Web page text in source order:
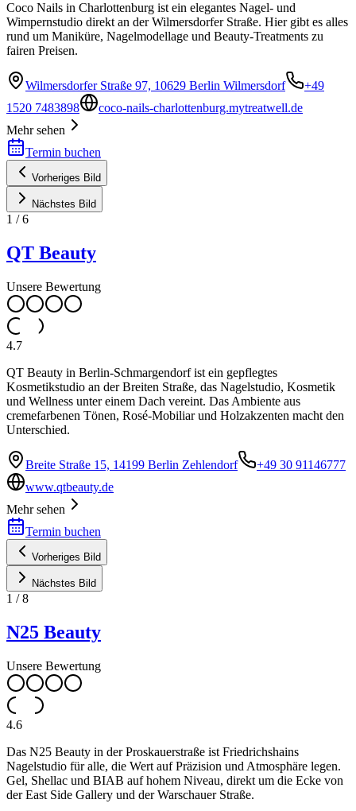
Coco Nails in Charlottenburg ist ein elegantes Nagel- und
Wimpernstudio direkt an der Wilmersdorfer Straße. Hier gibt es alles
rund um Maniküre, Nagelmodellage und Beauty-Treatments zu
fairen Preisen.
Wilmersdorfer Straße 97, 10629 Berlin Wilmersdorf
+49
1520 7483898
coco-nails-charlottenburg.mytreatwell.de
Mehr sehen
Termin buchen
Vorheriges Bild
Nächstes Bild
1 /6
QT Beauty
Unsere Bewertung
4.7
QT Beauty in Berlin-Schmargendorf ist ein gepflegtes
Kosmetikstudio an der Breiten Straße, das Nagelstudio, Kosmetik
und Wellness unter einem Dach vereint. Das Ambiente aus
cremefarbenen Tönen, Rosé-Mobiliar und Holzakzenten macht den
Unterschied.
Breite Straße 15, 14199 Berlin Zehlendorf
+49 30 91146777
www.qtbeauty.de
Mehr sehen
Termin buchen
Vorheriges Bild
Nächstes Bild
1 /8
N25 Beauty
Unsere Bewertung
4.6
Das N25 Beauty in der Proskauerstraße ist Friedrichshains
Nagelstudio für alle, die Wert auf Präzision und Atmosphäre legen.
Gel, Shellac und BIAB auf hohem Niveau, direkt um die Ecke von
der East Side Gallery und der Warschauer Straße.